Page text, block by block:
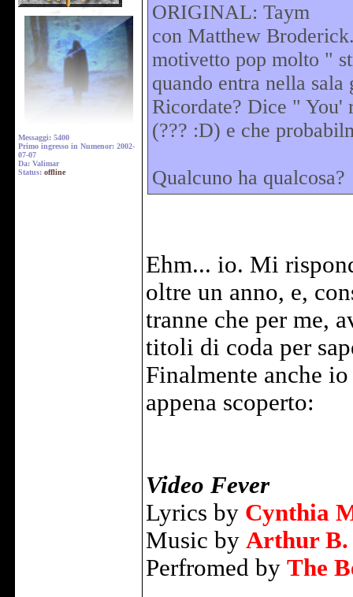
Messaggi: 5400
Primo ingresso in Numenor: 2002-
07-07
Da: Valimar
Status: offline
ORIGINAL: Taym
con Matthew
motivetto pop molto "
quando entra nella
Ricordate? Dice " You'
(??? :D) e che
Qualcuno ha qualcosa?
Ehm... io. Mi
oltre un anno, e,
tranne che per me,
titoli di coda per
Finalmente anche
appena scoperto:
Video Fever
Lyrics by Cynthia
Music by Arthur B.
Perfromed by The